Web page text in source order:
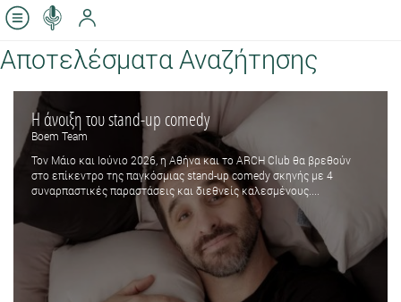
Αποτελέσματα Αναζήτησης
Η άνοιξη του stand-up comedy
Boem Team
Τον Μάιο και Ιούνιο 2026, η Αθήνα και το ARCH Club θα βρεθούν
στο επίκεντρο της παγκόσμιας stand-up comedy σκηνής με 4
συναρπαστικές παραστάσεις και διεθνείς καλεσμένους....